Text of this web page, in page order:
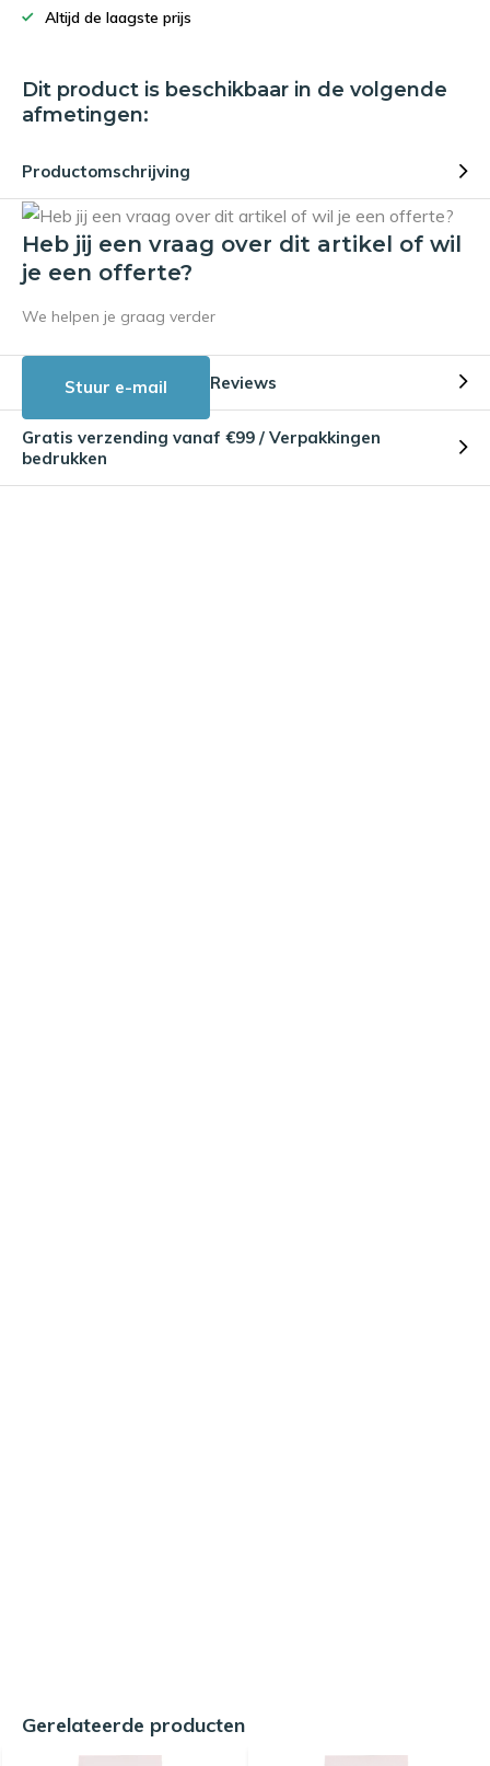
Altijd de laagste prijs
Dit product is beschikbaar in de volgende
afmetingen:
Productomschrijving
Heb jij een vraag over dit artikel of wil
je een offerte?
We helpen je graag verder
Stuur e-mail Reviews
Gratis verzending vanaf €99 / Verpakkingen
bedrukken
Gerelateerde producten